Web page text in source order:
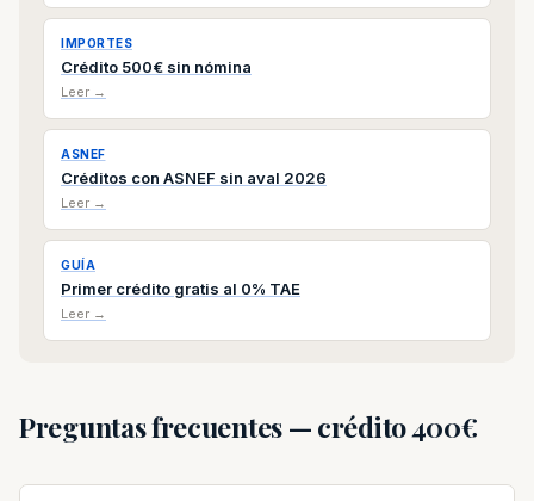
IMPORTES
Crédito 500€ sin nómina
Leer →
ASNEF
Créditos con ASNEF sin aval 2026
Leer →
GUÍA
Primer crédito gratis al 0% TAE
Leer →
Preguntas frecuentes — crédito 400€